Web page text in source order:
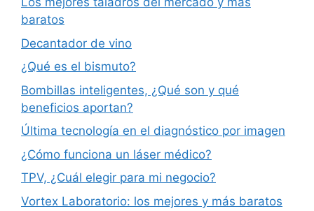
baratos
Decantador de vino
¿Qué es el bismuto?
Bombillas inteligentes, ¿Qué son y qué
beneficios aportan?
Última tecnología en el diagnóstico por imagen
¿Cómo funciona un láser médico?
TPV, ¿Cuál elegir para mi negocio?
Vortex Laboratorio: los mejores y más baratos